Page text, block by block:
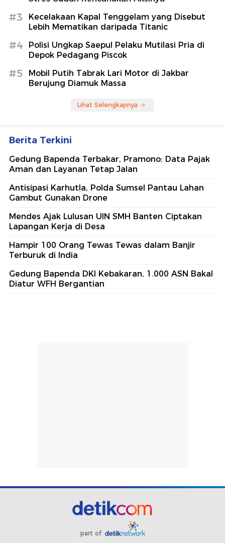
#3
Kecelakaan Kapal Tenggelam yang Disebut
Lebih Mematikan daripada Titanic
#4
Polisi Ungkap Saepul Pelaku Mutilasi Pria di
Depok Pedagang Piscok
#5
Mobil Putih Tabrak Lari Motor di Jakbar
Berujung Diamuk Massa
Lihat Selengkapnya
Berita Terkini
Gedung Bapenda Terbakar, Pramono: Data Pajak
Aman dan Layanan Tetap Jalan
Antisipasi Karhutla, Polda Sumsel Pantau Lahan
Gambut Gunakan Drone
Mendes Ajak Lulusan UIN SMH Banten Ciptakan
Lapangan Kerja di Desa
Hampir 100 Orang Tewas Tewas dalam Banjir
Terburuk di India
Gedung Bapenda DKI Kebakaran, 1.000 ASN Bakal
Diatur WFH Bergantian
part of